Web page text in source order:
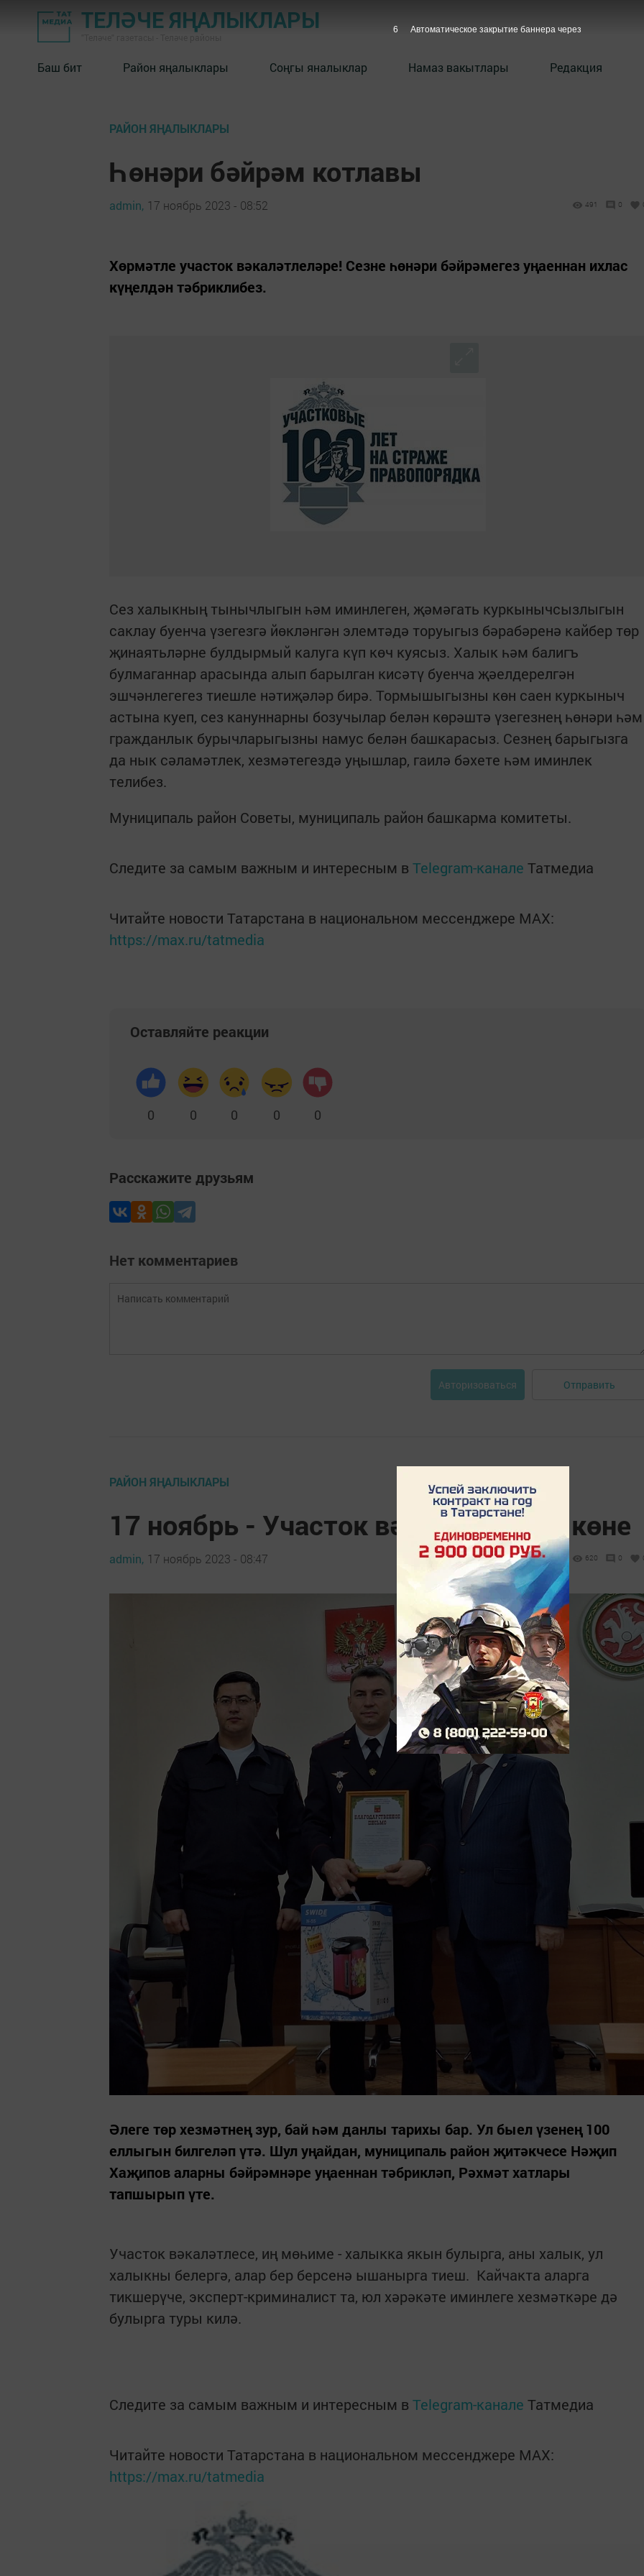
ТЕЛӘЧЕ ЯҢАЛЫКЛАРЫ
Баш бит Район яңалыклары Соңгы яналыклар Намаз вакытлары Редакция
РАЙОН ЯҢАЛЫКЛАРЫ
Һөнәри бәйрәм котлавы
admin, 17 ноябрь 2023 - 08:52 491 0
Хөрмәтле участок вәкаләтлеләре! Сезне һөнәри бәйрәмегез уңаеннан ихлас
күңелдән тәбриклибез.
Сез халыкның тынычлыгын һәм иминлеген, җәмәгать куркынычсызлыгын
саклау буенча үзегезгә йөкләнгән элемтәдә торуыгыз бәрабәренә кайбер төр
җинаятьләрне булдырмый калуга күп көч куясыз. Халык һәм балигъ
булмаганнар арасында алып барылган кисәтү буенча җәелдерелгән
эшчәнлегегез тиешле нәтиҗәләр бирә. Тормышыгызны көн саен куркыныч
астына куеп, сез кануннарны бозучылар белән көрәштә үзегезнең һөнәри һәм
гражданлык бурычларыгызны намус белән башкарасыз. Сезнең барыгызга
да нык сәламәтлек, хезмәтегездә уңышлар, гаилә бәхете һәм иминлек
телибез.
Муниципаль район Советы, муниципаль район башкарма комитеты.
Следите за самым важным и интересным в Telegram-канале Татмедиа
Читайте новости Татарстана в национальном мессенджере MАХ:
https://max.ru/tatmedia
Оставляйте реакции
0 0 0 0 0
Расскажите друзьям
Нет комментариев
Авторизоваться Отправить
РАЙОН ЯҢАЛЫКЛАРЫ
17 ноябрь - Участок вәкаләтлеләре көне
admin, 17 ноябрь 2023 - 08:47 620 0
Әлеге төр хезмәтнең зур, бай һәм данлы тарихы бар. Ул быел үзенең 100
еллыгын билгеләп үтә. Шул уңайдан, муниципаль район җитәкчесе Нәҗип
Хаҗипов аларны бәйрәмнәре уңаеннан тәбрикләп, Рәхмәт хатлары
тапшырып үте.
Участок вәкаләтлесе, иң мөһиме - халыкка якын булырга, аны халык, ул
халыкны белергә, алар бер берсенә ышанырга тиеш. Кайчакта аларга
тикшерүче, эксперт-криминалист та, юл хәрәкәте иминлеге хезмәткәре дә
булырга туры килә.
Следите за самым важным и интересным в Telegram-канале Татмедиа
Читайте новости Татарстана в национальном мессенджере MАХ:
https://max.ru/tatmedia
5 Автоматическое закрытие баннера через